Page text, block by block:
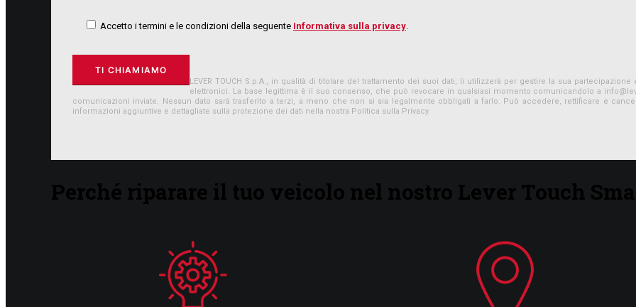
Accetto i termini e le condizioni della seguente Informativa sulla privacy.
LEVER TOUCH S.p.A., in qualità di titolare del trattamento dei suoi dati, li utilizzerà per gestire la sua
elettronici. La base legittima è il suo consenso, che può revocare in qualsiasi momento comunicandolo a
comunicazioni inviate. Nessun dato sarà trasferito a terzi, a meno che non si sia legalmente obbligati a farlo. Può accedere, rettificare e
informazioni aggiuntive e dettagliate sulla protezione dei dati nella nostra Politica sulla Privacy.
Perché riparare il tuo veicolo nel nostro Lever Touch